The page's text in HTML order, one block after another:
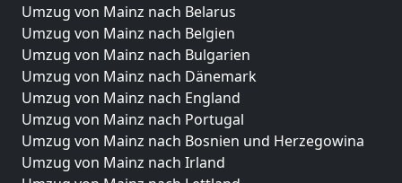
Umzug von Mainz nach Belarus
Umzug von Mainz nach Belgien
Umzug von Mainz nach Bulgarien
Umzug von Mainz nach Dänemark
Umzug von Mainz nach England
Umzug von Mainz nach Portugal
Umzug von Mainz nach Bosnien und Herzegowina
Umzug von Mainz nach Irland